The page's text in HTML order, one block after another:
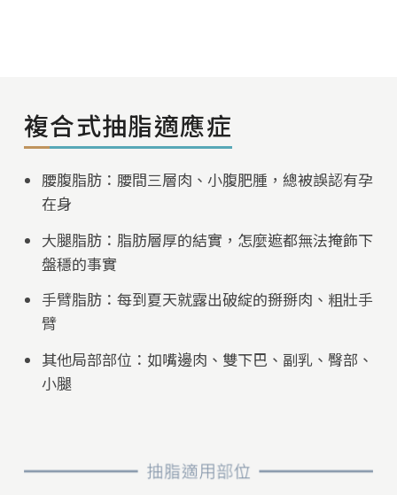
複合式抽脂適應症
腰腹脂肪：腰間三層肉、小腹肥腫，總被誤認有孕
在身
大腿脂肪：脂肪層厚的結實，怎麼遮都無法掩飾下
盤穩的事實
手臂脂肪：每到夏天就露出破綻的掰掰肉、粗壯手
臂
其他局部部位：如嘴邊肉、雙下巴、副乳、臀部、
小腿